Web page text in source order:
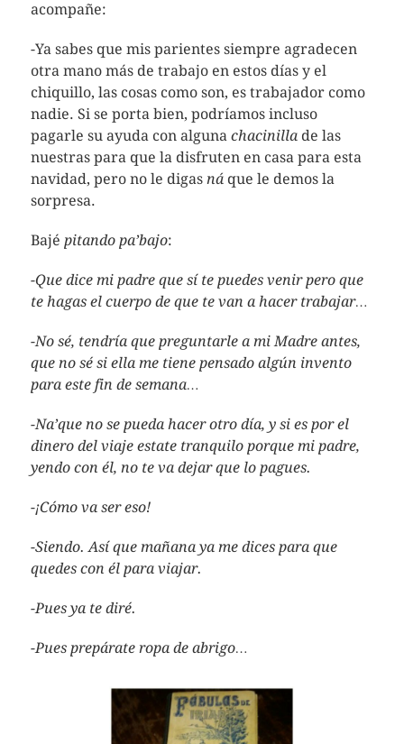
acompañe:
-Ya sabes que mis parientes siempre agradecen
otra mano más de trabajo en estos días y el
chiquillo, las cosas como son, es trabajador como
nadie. Si se porta bien, podríamos incluso
pagarle su ayuda con alguna chacinillade las
nuestras para que la disfruten en casa para esta
navidad, pero no le digas náque le demos la
sorpresa.
Bajé pitando pa’bajo:
-Que dice mi padre que sí te puedes venir pero que
te hagas el cuerpo de que te van a hacer trabajar…
-No sé, tendría que preguntarle a mi Madre antes,
que no sé si ella me tiene pensado algún invento
para este fin de semana…
-Na’que no se pueda hacer otro día, y si es por el
dinero del viaje estate tranquilo porque mi padre,
yendo con él, no te va dejar que lo pagues.
-¡Cómo va ser eso!
-Siendo. Así que mañana ya me dices para que
quedes con él para viajar.
-Pues ya te diré.
-Pues prepárate ropa de abrigo…